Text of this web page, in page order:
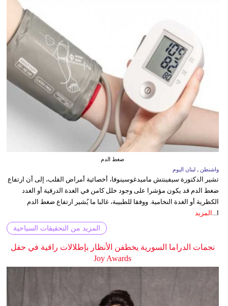
ضغط الدم
واشنطن ـ لبنان اليوم
تشير الدكتورة سيفينتش ماميدغوسينوفا، أخصائية أمراض القلب، إلى أن ارتفاع
ضغط الدم قد يكون مؤشرا على وجود خلل كامن في الغدة الدرقية أو الغدد
الكظرية أو الغدة النخامية. ووفقا للطبيبة، غالبا ما يُشير ارتفاع ضغط الدم
ا... المزيد
المزيد من التحقيقات السياحية
نجمات الدراما السورية يخطفن الأنظار بإطلالات راقية في حفل
Joy Awards